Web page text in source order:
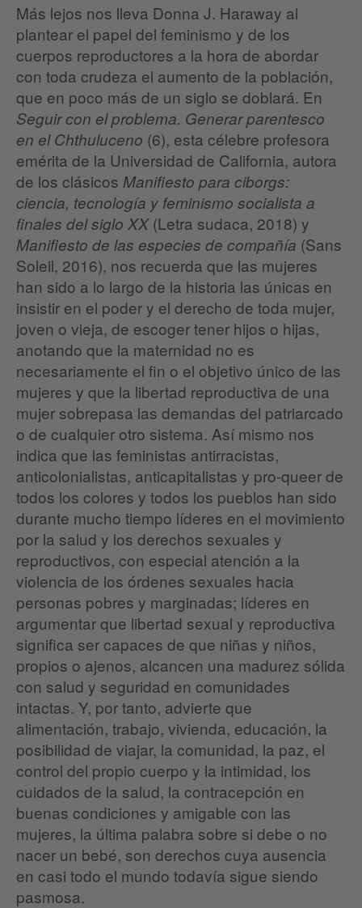
Más lejos nos lleva Donna J. Haraway al
plantear el papel del feminismo y de los
cuerpos reproductores a la hora de abordar
con toda crudeza el aumento de la población,
que en poco más de un siglo se doblará. En
Seguir con el problema. Generar parentesco
en el Chthuluceno (6), esta célebre profesora
emérita de la Universidad de California, autora
de los clásicos Manifiesto para ciborgs:
ciencia, tecnología y feminismo socialista a
finales del siglo XX(Letra sudaca, 2018) y
Manifiesto de las especies de compañía (Sans
Soleil, 2016), nos recuerda que las mujeres
han sido a lo largo de la historia las únicas en
insistir en el poder y el derecho de toda mujer,
joven o vieja, de escoger tener hijos o hijas,
anotando que la maternidad no es
necesariamente el fin o el objetivo único de las
mujeres y que la libertad reproductiva de una
mujer sobrepasa las demandas del patriarcado
o de cualquier otro sistema. Así mismo nos
indica que las feministas antirracistas,
anticolonialistas, anticapitalistas y pro-queer de
todos los colores y todos los pueblos han sido
durante mucho tiempo líderes en el movimiento
por la salud y los derechos sexuales y
reproductivos, con especial atención a la
violencia de los órdenes sexuales hacia
personas pobres y marginadas; líderes en
argumentar que libertad sexual y reproductiva
significa ser capaces de que niñas y niños,
propios o ajenos, alcancen una madurez sólida
con salud y seguridad en comunidades
intactas. Y, por tanto, advierte que
alimentación, trabajo, vivienda, educación, la
posibilidad de viajar, la comunidad, la paz, el
control del propio cuerpo y la intimidad, los
cuidados de la salud, la contracepción en
buenas condiciones y amigable con las
mujeres, la última palabra sobre si debe o no
nacer un bebé, son derechos cuya ausencia
en casi todo el mundo todavía sigue siendo
pasmosa.